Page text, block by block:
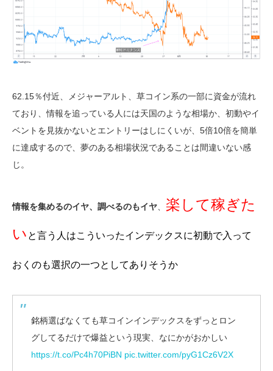
62.15％付近、メジャーアルト、草コイン系の一部に資金が流れ
ており、情報を追っている人には天国のような相場か、初動やイ
ベントを見抜かないとエントリーはしにくいが、5倍10倍を簡単
に達成するので、夢のある相場状況であることは間違いない感
じ。
情報を集めるのイヤ、調べるのもイヤ
楽して稼ぎた
い と言う人はこういったインデックスに初動で入って
おくのも選択の一つとしてありそうか
銘柄選ばなくても草コインインデックスをずっとロン
グしてるだけで爆益という現実、なにかがおかしい
https://t.co/Pc4h70PiBN pic.twitter.com/pyG1Cz6V2X